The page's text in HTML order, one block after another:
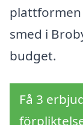
smed i
budget.
Få 3